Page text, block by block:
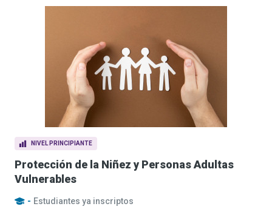
NIVEL PRINCIPIANTE
Protección de la Niñez y Personas Adultas
Vulnerables
- Estudiantes ya inscriptos